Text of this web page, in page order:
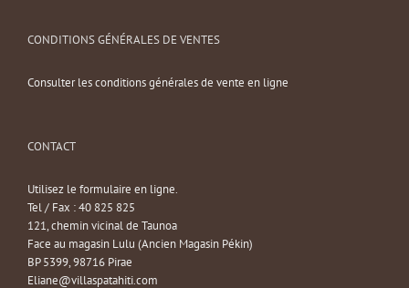
CONDITIONS GÉNÉRALES DE VENTES
Consulter les conditions générales de vente en ligne
CONTACT
Utilisez le formulaire en ligne.
Tel / Fax : 40 825 825
121, chemin vicinal de Taunoa
Face au magasin Lulu (Ancien Magasin Pékin)
BP 5399, 98716 Pirae
Eliane@villaspatahiti.com